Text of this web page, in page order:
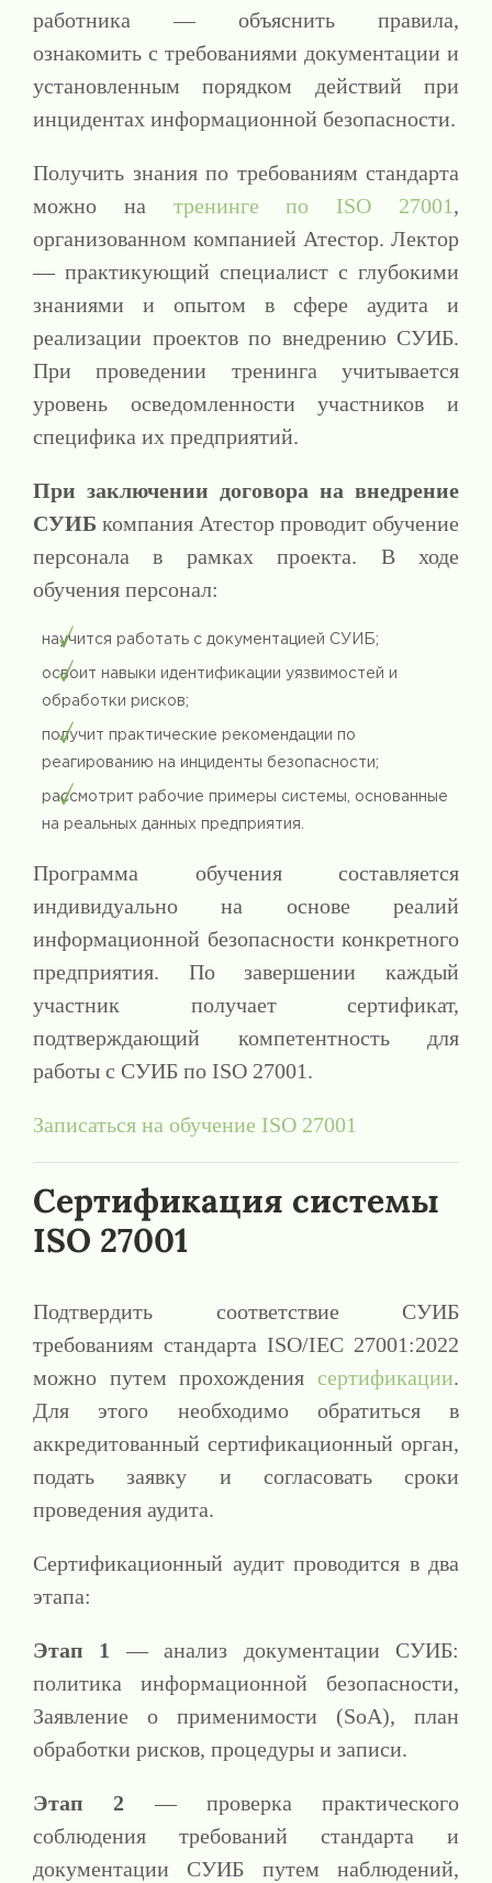
работника — объяснить правила,
ознакомить с требованиями документации и
установленным порядком действий при
инцидентах информационной безопасности.
Получить знания по требованиям стандарта
можно на тренинге по ISO 27001 ,
организованном компанией Атестор. Лектор
— практикующий специалист с глубокими
знаниями и опытом в сфере аудита и
реализации проектов по внедрению СУИБ.
При проведении тренинга учитывается
уровень осведомленности участников и
специфика их предприятий.
При заключении договора на внедрение
СУИБ компания Атестор проводит обучение
персонала в рамках проекта. В ходе
обучения персонал:
научится работать с документацией СУИБ;
освоит навыки идентификации уязвимостей и
обработки рисков;
получит практические рекомендации по
реагированию на инциденты безопасности;
рассмотрит рабочие примеры системы, основанные
на реальных данных предприятия.
Программа обучения составляется
индивидуально на основе реалий
информационной безопасности конкретного
предприятия. По завершении каждый
участник получает сертификат,
подтверждающий компетентность для
работы с СУИБ по ISO 27001.
Записаться на обучение ISO 27001
Сертификация системы
ISO 27001
Подтвердить соответствие СУИБ
требованиям стандарта ISO/IEC 27001:2022
можно путем прохождения сертификации.
Для этого необходимо обратиться в
аккредитованный сертификационный орган,
подать заявку и согласовать сроки
проведения аудита.
Сертификационный аудит проводится в два
этапа:
Этап 1
— анализ документации СУИБ:
политика информационной безопасности,
Заявление о применимости (SoA), план
обработки рисков, процедуры и записи.
Этап 2 — проверка практического
соблюдения требований стандарта и
документации СУИБ путем наблюдений,